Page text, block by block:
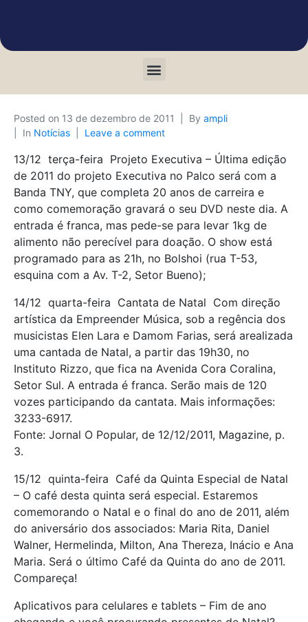
Posted on 13 de dezembro de 2011 By ampli
In Notícias Leave a comment
13/12  terça-feira  Projeto Executiva – Última edição
de 2011 do projeto Executiva no Palco será com a
Banda TNY, que completa 20 anos de carreira e
como comemoração gravará o seu DVD neste dia. A
entrada é franca, mas pede-se para levar 1kg de
alimento não perecível para doação. O show está
programado para as 21h, no Bolshoi (rua T-53,
esquina com a Av. T-2, Setor Bueno);
14/12  quarta-feira  Cantata de Natal  Com direção
artística da Empreender Música, sob a regência dos
musicistas Elen Lara e Damom Farias, será arealizada
uma cantada de Natal, a partir das 19h30, no
Instituto Rizzo, que fica na Avenida Cora Coralina,
Setor Sul. A entrada é franca. Serão mais de 120
vozes participando da cantata. Mais informações:
3233-6917.
Fonte: Jornal O Popular, de 12/12/2011, Magazine, p.
3.
15/12  quinta-feira  Café da Quinta Especial de Natal
– O café desta quinta será especial. Estaremos
comemorando o Natal e o final do ano de 2011, além
do aniversário dos associados: Maria Rita, Daniel
Walner, Hermelinda, Milton, Ana Thereza, Inácio e Ana
Maria. Será o último Café da Quinta do ano de 2011.
Compareça!
Aplicativos para celulares e tablets – Fim de ano